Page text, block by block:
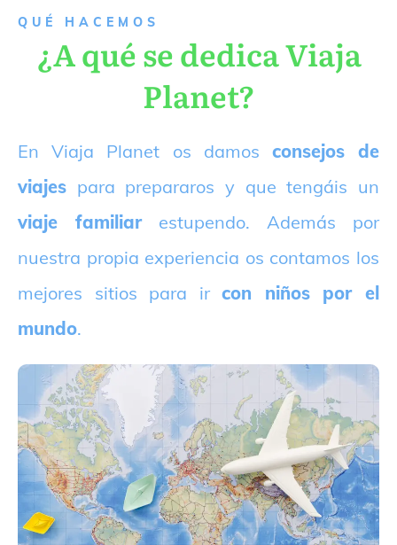
QUÉ HACEMOS
¿A qué se dedica Viaja
Planet?
En Viaja Planet os damos consejos de
viajes para prepararos y que tengáis un
viaje familiarestupendo. Además por
nuestra propia experiencia os contamos los
mejores sitios para ircon niños por el
mundo.